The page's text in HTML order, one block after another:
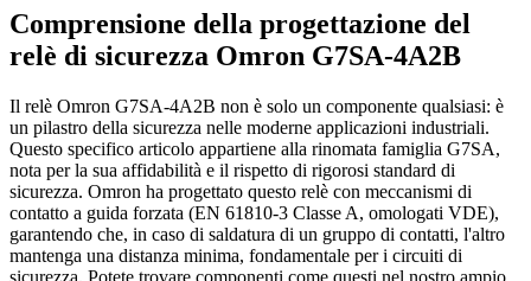
Comprensione della progettazione del
relè di sicurezza Omron G7SA-4A2B
Il relè Omron G7SA-4A2B non è solo un componente qualsiasi: è
un pilastro della sicurezza nelle moderne applicazioni industriali.
Questo specifico articolo appartiene alla rinomata famiglia G7SA,
nota per la sua affidabilità e il rispetto di rigorosi standard di
sicurezza. Omron ha progettato questo relè con meccanismi di
contatto a guida forzata (EN 61810-3 Classe A, omologati VDE),
garantendo che, in caso di saldatura di un gruppo di contatti, l'altro
mantenga una distanza minima, fondamentale per i circuiti di
sicurezza. Potete trovare componenti come questi nel nostro ampio